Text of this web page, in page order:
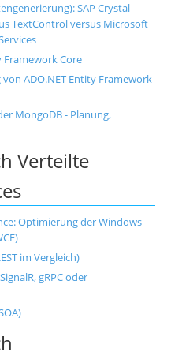
SAP Crystal
TextControl versus Microsoft
Core
ADO.NET Entity Framework
MongoDB - Planung,
Verteilte
Optimierung der Windows
im Vergleich)
gRPC oder